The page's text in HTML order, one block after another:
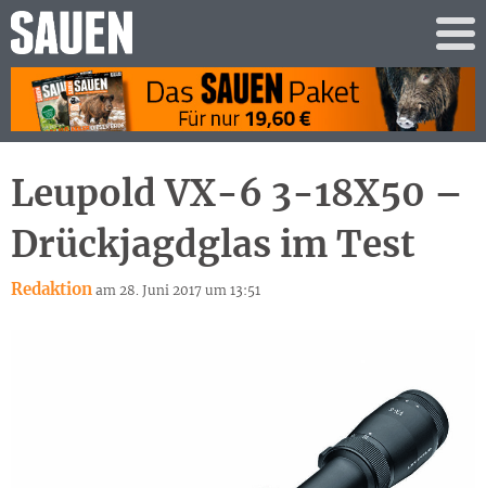
Leupold VX-6 3-18X50 –
Drückjagdglas im Test
Redaktion am 28. Juni 2017 um 13:51